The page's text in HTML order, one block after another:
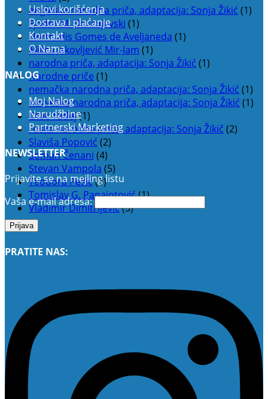
engleska narodna priča, adaptacija: Sonja Žikić (1)
Fjodor M. Dostojevski (1)
Hertrudis Gomes de Aveljaneda (1)
Milica Jakovljević Mir-Jam (1)
narodna priča, adaptacija: Sonja Žikić (1)
Narodne priče (1)
nemačka narodna priča, adaptacija: Sonja Žikić (1)
norveška narodna priča, adaptacija: Sonja Žikić (1)
Otac Tadej(1)
ruska narodna priča, adaptacija: Sonja Žikič (2)
Slaviša Popović (2)
Soman Čenani (4)
Stevan Vampola (5)
Teodora Pešić(1)
Tomislav G. Panajotović(1)
Vladimir Dimitrijević(3)
Uslovi korišćenja
Dostava i plaćanje
Kontakt
O Nama
NALOG
Moj Nalog
Narudžbine
Partnerski Marketing
NEWSLETTER
Prijavite se na mejling listu
Vaša e-mail adresa:
PRATITE NAS: